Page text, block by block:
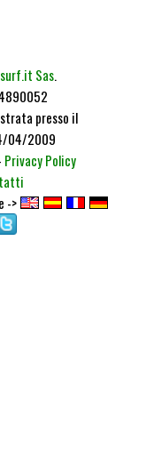
Sas.
presso il
04/2009
Privacy Policy
->